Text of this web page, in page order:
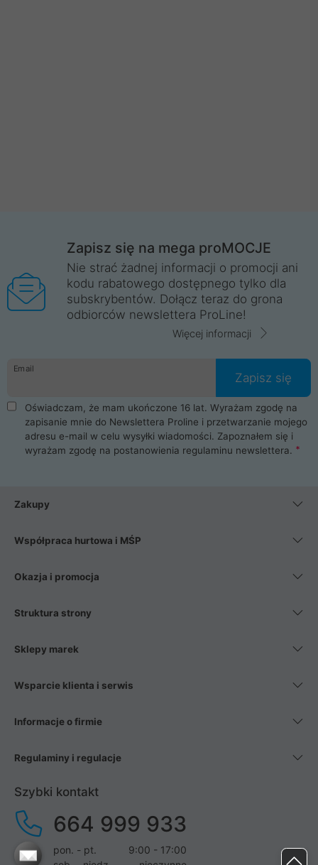
Zapisz się na mega proMOCJE
Nie strać żadnej informacji o promocji ani
kodu rabatowego dostępnego tylko dla
subskrybentów. Dołącz teraz do grona
odbiorców newslettera ProLine!
Więcej informacji
Email
Zapisz się
Oświadczam, że mam ukończone 16 lat. Wyrażam zgodę na
zapisanie mnie do Newslettera Proline i przetwarzanie mojego
adresu e-mail w celu wysyłki wiadomości. Zapoznałem się i
wyrażam zgodę na postanowienia regulaminu newslettera.
Zakupy
Współpraca hurtowa i MŚP
Okazja i promocja
Struktura strony
Sklepy marek
Wsparcie klienta i serwis
Informacje o firmie
Regulaminy i regulacje
Szybki kontakt
664 999 933
pon. - pt.
9:00 - 17:00